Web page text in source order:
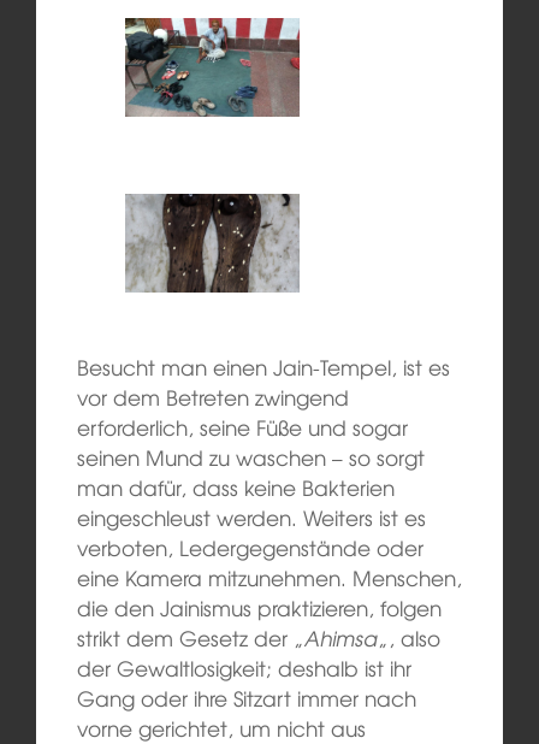
Besucht man einen Jain-Tempel, ist es
vor dem Betreten zwingend
erforderlich, seine Füße und sogar
seinen Mund zu waschen – so sorgt
man dafür, dass keine Bakterien
eingeschleust werden. Weiters ist es
verboten, Ledergegenstände oder
eine Kamera mitzunehmen. Menschen,
die den Jainismus praktizieren, folgen
strikt dem Gesetz der „Ahimsa„, also
der Gewaltlosigkeit; deshalb ist ihr
Gang oder ihre Sitzart immer nach
vorne gerichtet, um nicht aus